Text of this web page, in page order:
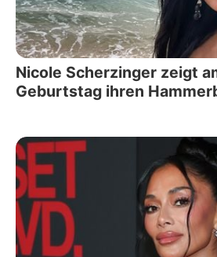
Nicole Scherzinger zeigt
Geburtstag ihren